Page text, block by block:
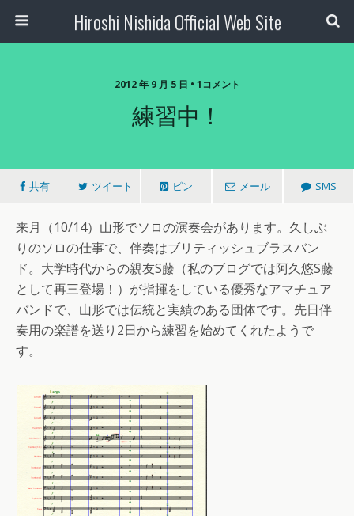
Hiroshi Nishida Official Web Site
2012 年 9 月 5 日 • 1コメント
練習中！
共有 ツイート ピン メール SMS
来月（10/14）山形でソロの演奏会があります。久しぶ
りのソロの仕事で、伴奏はブリティッシュブラスバン
ド。大学時代からの親友S藤（私のブログでは阿久悠S藤
として再三登場！）が指揮をしている優秀なアマチュア
バンドで、山形では伝統と実績のある団体です。先日伴
奏用の楽譜を送り2日から練習を始めてくれたようで
す。